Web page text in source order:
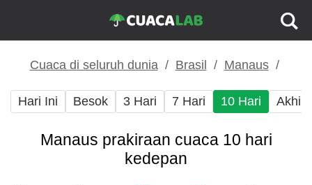
Cuaca di seluruh dunia Brasil Manaus
Hari Ini Besok 3 Hari 7 Hari 10 Hari Akhir
Manaus prakiraan cuaca 10 hari
kedepan